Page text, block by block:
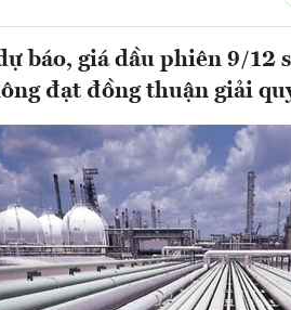
báo, giá dầu phiên 9/12
đạt đồng thuận giải